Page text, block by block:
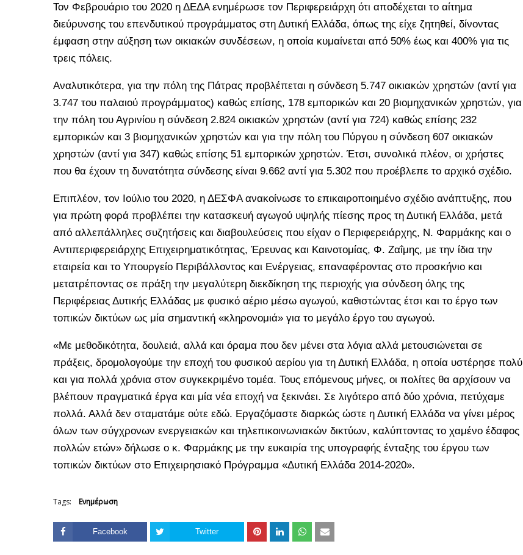
Τον Φεβρουάριο του 2020 η ΔΕΔΑ ενημέρωσε τον Περιφερειάρχη ότι αποδέχεται το αίτημα
διεύρυνσης του επενδυτικού προγράμματος στη Δυτική Ελλάδα, όπως της είχε ζητηθεί, δίνοντας
έμφαση στην αύξηση των οικιακών συνδέσεων, η οποία κυμαίνεται από 50% έως και 400% για τις
τρεις πόλεις.
Αναλυτικότερα, για την πόλη της Πάτρας προβλέπεται η σύνδεση 5.747 οικιακών χρηστών (αντί για
3.747 του παλαιού προγράμματος) καθώς επίσης, 178 εμπορικών και 20 βιομηχανικών χρηστών, για
την πόλη του Αγρινίου η σύνδεση 2.824 οικιακών χρηστών (αντί για 724) καθώς επίσης 232
εμπορικών και 3 βιομηχανικών χρηστών και για την πόλη του Πύργου η σύνδεση 607 οικιακών
χρηστών (αντί για 347) καθώς επίσης 51 εμπορικών χρηστών. Έτσι, συνολικά πλέον, οι χρήστες
που θα έχουν τη δυνατότητα σύνδεσης είναι 9.662 αντί για 5.302 που προέβλεπε το αρχικό σχέδιο.
Επιπλέον, τον Ιούλιο του 2020, η ΔΕΣΦΑ ανακοίνωσε το επικαιροποιημένο σχέδιο ανάπτυξης, που
για πρώτη φορά προβλέπει την κατασκευή αγωγού υψηλής πίεσης προς τη Δυτική Ελλάδα, μετά
από αλλεπάλληλες συζητήσεις και διαβουλεύσεις που είχαν ο Περιφερειάρχης, Ν. Φαρμάκης και ο
Αντιπεριφερειάρχης Επιχειρηματικότητας, Έρευνας και Καινοτομίας, Φ. Ζαΐμης, με την ίδια την
εταιρεία και το Υπουργείο Περιβάλλοντος και Ενέργειας, επαναφέροντας στο προσκήνιο και
μετατρέποντας σε πράξη την μεγαλύτερη διεκδίκηση της περιοχής για σύνδεση όλης της
Περιφέρειας Δυτικής Ελλάδας με φυσικό αέριο μέσω αγωγού, καθιστώντας έτσι και το έργο των
τοπικών δικτύων ως μία σημαντική «κληρονομιά» για το μεγάλο έργο του αγωγού.
«Με μεθοδικότητα, δουλειά, αλλά και όραμα που δεν μένει στα λόγια αλλά μετουσιώνεται σε
πράξεις, δρομολογούμε την εποχή του φυσικού αερίου για τη Δυτική Ελλάδα, η οποία υστέρησε πολύ
και για πολλά χρόνια στον συγκεκριμένο τομέα. Τους επόμενους μήνες, οι πολίτες θα αρχίσουν να
βλέπουν πραγματικά έργα και μία νέα εποχή να ξεκινάει. Σε λιγότερο από δύο χρόνια, πετύχαμε
πολλά. Αλλά δεν σταματάμε ούτε εδώ. Εργαζόμαστε διαρκώς ώστε η Δυτική Ελλάδα να γίνει μέρος
όλων των σύγχρονων ενεργειακών και τηλεπικοινωνιακών δικτύων, καλύπτοντας το χαμένο έδαφος
πολλών ετών» δήλωσε ο κ. Φαρμάκης με την ευκαιρία της υπογραφής ένταξης του έργου των
τοπικών δικτύων στο Επιχειρησιακό Πρόγραμμα «Δυτική Ελλάδα 2014-2020».
Tags: Ενημέρωση
Facebook Twitter